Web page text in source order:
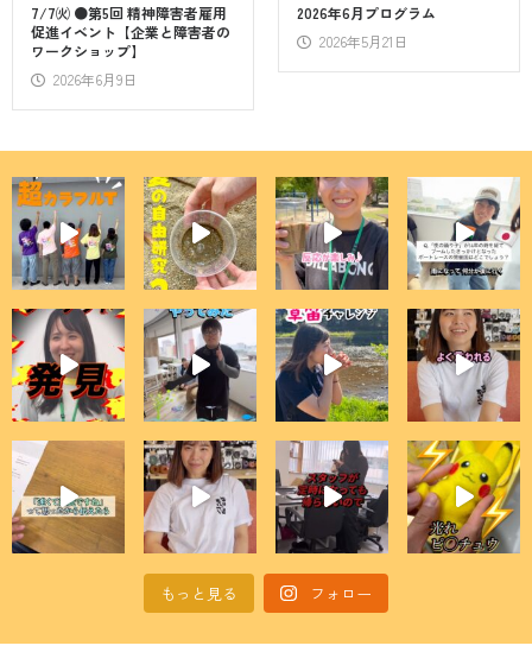
7/7㈫ ●第5回 精神障害者雇用
促進イベント【企業と障害者の
ワークショップ】
2026年6月9日
2026年6月プログラム
2026年5月21日
もっと見る フォロー